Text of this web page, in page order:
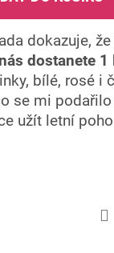
dokazuje,
dostanete 1
bílé, rosé i
se mi
užít letní